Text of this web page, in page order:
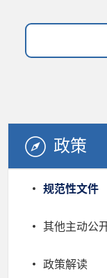
政策
规范性文件
其他主动公
政策解读